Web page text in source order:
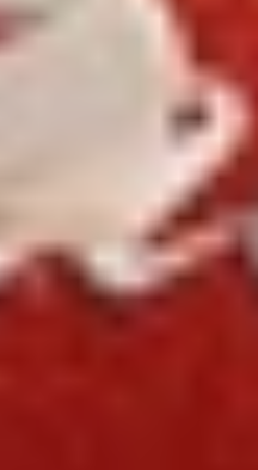
iPhone
lớn nhất từ
phát hành sản phẩm
cao. Theo bài đăng